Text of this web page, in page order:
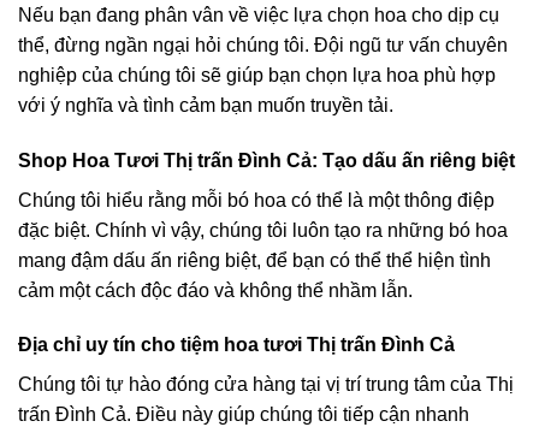
Nếu bạn đang phân vân về việc lựa chọn hoa cho dịp cụ
thể, đừng ngần ngại hỏi chúng tôi. Đội ngũ tư vấn chuyên
nghiệp của chúng tôi sẽ giúp bạn chọn lựa hoa phù hợp
với ý nghĩa và tình cảm bạn muốn truyền tải.
Shop Hoa Tươi Thị trấn Đình Cả: Tạo dấu ấn riêng biệt
Chúng tôi hiểu rằng mỗi bó hoa có thể là một thông điệp
đặc biệt. Chính vì vậy, chúng tôi luôn tạo ra những bó hoa
mang đậm dấu ấn riêng biệt, để bạn có thể thể hiện tình
cảm một cách độc đáo và không thể nhầm lẫn.
Địa chỉ uy tín cho tiệm hoa tươi Thị trấn Đình Cả
Chúng tôi tự hào đóng cửa hàng tại vị trí trung tâm của Thị
trấn Đình Cả. Điều này giúp chúng tôi tiếp cận nhanh